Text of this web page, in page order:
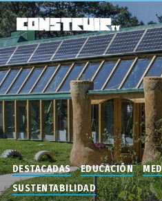
DESTACADAS EDUCACIÓN
SUSTENTABILIDAD